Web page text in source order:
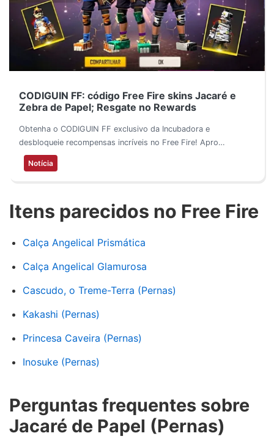
CODIGUIN FF: código Free Fire skins Jacaré e
Zebra de Papel; Resgate no Rewards
Obtenha o CODIGUIN FF exclusivo da Incubadora e
desbloqueie recompensas incríveis no Free Fire! Apro…
Notícia
Itens parecidos no Free Fire
Calça Angelical Prismática
Calça Angelical Glamurosa
Cascudo, o Treme-Terra (Pernas)
Kakashi (Pernas)
Princesa Caveira (Pernas)
Inosuke (Pernas)
Perguntas frequentes sobre
Jacaré de Papel (Pernas)